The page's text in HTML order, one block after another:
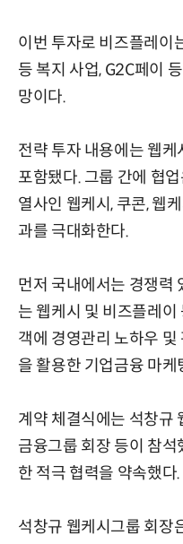
이번 투자로 비즈플레이
등 복지 사업, G2C페이
망이다.
전략 투자 내용에는 웹
포함됐다. 그룹 간에 협
열사인 웹케시, 쿠콘, 웹
과를 극대화한다.
먼저 국내에서는 경쟁력
는 웹케시 및 비즈플레
객에 경영관리 노하우
을 활용한 기업금융 마케
계약 체결식에는 석창규
금융그룹 회장 등이 참석
한 적극 협력을 약속했다.
석창규 웹케시그룹 회장